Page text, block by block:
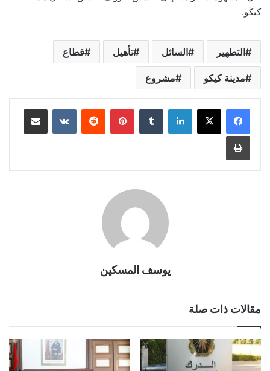
كيڭو.
التطهير السائل تأهيل قطاع
مدينة كيكو مشروع
لينكدإن بينتيريست مشاركة عبر البريد
طباعة
يوسف المسكين
مقالات ذات صلة